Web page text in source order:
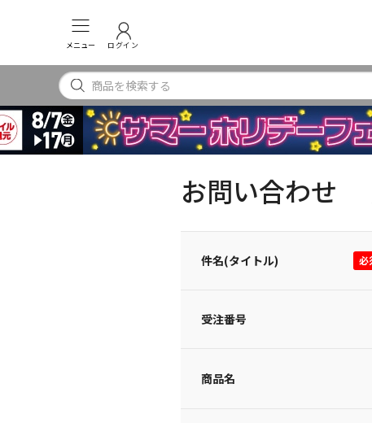
メニュー ログイン
お問い合わせ
件名(タイトル)
受注番号
商品名